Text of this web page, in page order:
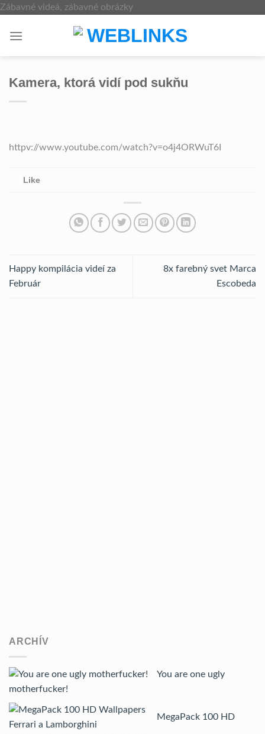
Zábavné videá, zábavné obrázkySkip
content
Kamera, ktorá vidí pod sukňu
httpv://www.youtube.com/watch?v=o4j4ORWuT6I
Like
Happy kompilácia videí za
Február
8x farebný svet Marca
Escobeda
ARCHÍV
You are one ugly
motherfucker!
MegaPack 100 HD